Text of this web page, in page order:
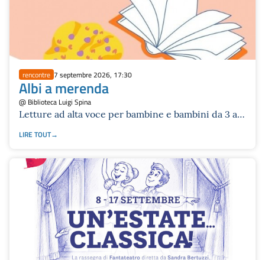
rencontre 7 septembre 2026, 17:30
Albi a merenda
@ Biblioteca Luigi Spina
Letture ad alta voce per bambine e bambini da 3 a 7
LIRE TOUT